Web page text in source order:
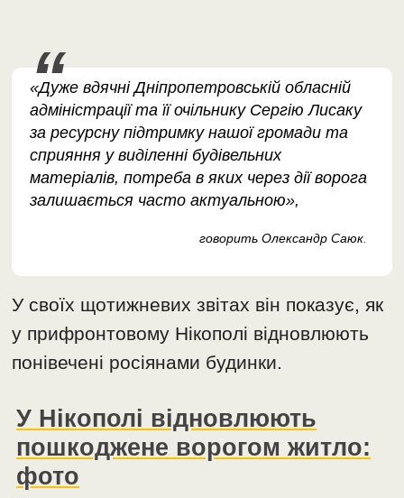
«Дуже вдячні Дніпропетровській обласній
адміністрації та її очільнику Сергію Лисаку
за ресурсну підтримку нашої громади та
сприяння у виділенні будівельних
матеріалів, потреба в яких через дії ворога
залишається часто актуальною»,
говорить Олександр Саюк.
У своїх щотижневих звітах він показує, як
у прифронтовому Нікополі відновлюють
понівечені росіянами будинки.
У Нікополі відновлюють
пошкоджене ворогом житло:
фото